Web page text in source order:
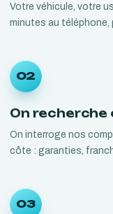
Votre véhicule, votre
minutes au téléphone,
02
On recherche
On interroge nos
côte : garanties,
03